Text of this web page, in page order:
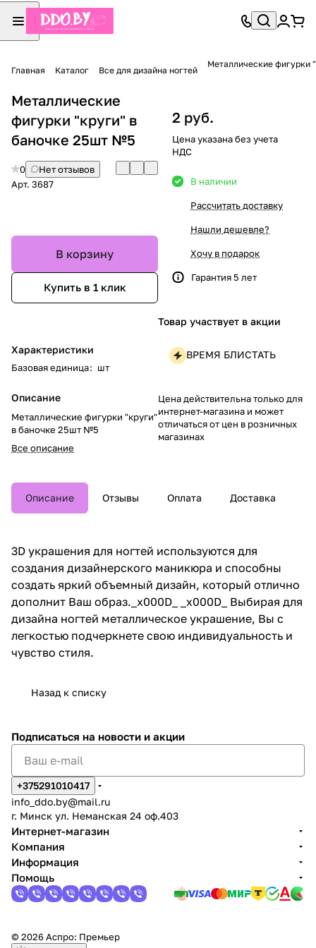
Главная Каталог Все для дизайна ногтей
Металлические фигурки
Металлические
фигурки "круги" в
баночке 25шт №5
0
Нет отзывов
Арт. 3687
В корзину
Купить в 1 клик
Характеристики
Базовая единица: шт
Описание
Металлические фигурки "круги"
в баночке 25шт №5
Все описание
2 руб.
Цена указана без учета
НДС
В наличии
Рассчитать доставку
Нашли дешевле?
Хочу в подарок
Гарантия 5 лет
Товар участвует в акции
ВРЕМЯ БЛИСТАТЬ
Цена действительна только для
интернет-магазина и может
отличаться от цен в розничных
магазинах
Описание Отзывы Оплата Доставка
3D украшения для ногтей используются для
создания дизайнерского маникюра и способны
создать яркий объемный дизайн, который отлично
дополнит Ваш образ._x000D_ _x000D_ Выбирая для
дизайна ногтей металлическое украшение, Вы с
легкостью подчеркнете свою индивидуальность и
чувство стиля.
Назад к списку
Подписаться на новости и акции
+375291010417
info_ddo.by@mail.ru
г. Минск ул. Неманская 24 оф.403
Интернет-магазин
Компания
Информация
Помощь
© 2026 Аспро: Премьер